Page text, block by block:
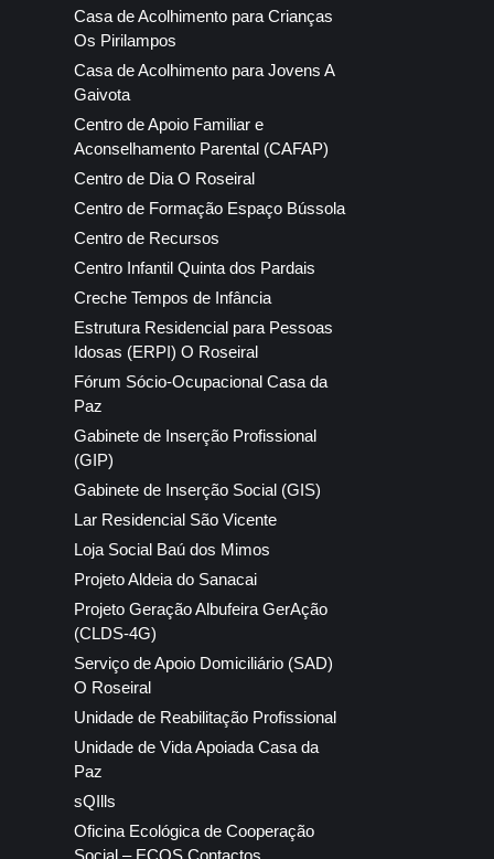
Casa de Acolhimento para Crianças
Os Pirilampos
Casa de Acolhimento para Jovens A
Gaivota
Centro de Apoio Familiar e
Aconselhamento Parental (CAFAP)
Centro de Dia O Roseiral
Centro de Formação Espaço Bússola
Centro de Recursos
Centro Infantil Quinta dos Pardais
Creche Tempos de Infância
Estrutura Residencial para Pessoas
Idosas (ERPI) O Roseiral
Fórum Sócio-Ocupacional Casa da
Paz
Gabinete de Inserção Profissional
(GIP)
Gabinete de Inserção Social (GIS)
Lar Residencial São Vicente
Loja Social Baú dos Mimos
Projeto Aldeia do Sanacai
Projeto Geração Albufeira GerAção
(CLDS-4G)
Serviço de Apoio Domiciliário (SAD)
O Roseiral
Unidade de Reabilitação Profissional
Unidade de Vida Apoiada Casa da
Paz
sQIlls
Oficina Ecológica de Cooperação